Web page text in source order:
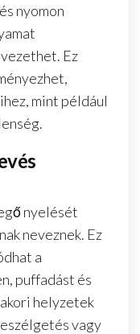
nyomon
Ez
mint például
nyelését
neveznek. Ez
a
puffadást és
helyzetek
vagy